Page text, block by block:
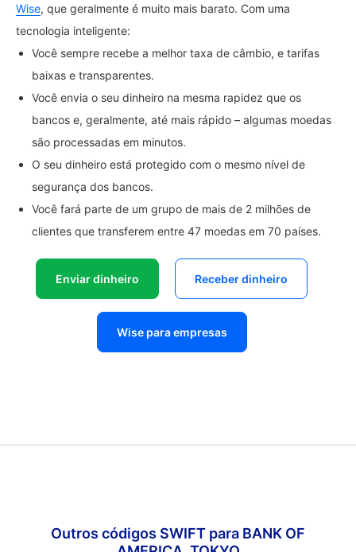
Wise, que geralmente é muito mais barato. Com uma
tecnologia inteligente:
Você sempre recebe a melhor taxa de câmbio, e tarifas
baixas e transparentes.
Você envia o seu dinheiro na mesma rapidez que os
bancos e, geralmente, até mais rápido – algumas moedas
são processadas em minutos.
O seu dinheiro está protegido com o mesmo nível de
segurança dos bancos.
Você fará parte de um grupo de mais de 2 milhões de
clientes que transferem entre 47 moedas em 70 países.
Enviar dinheiro Receber dinheiro
Wise para empresas
Outros códigos SWIFT para BANK OF